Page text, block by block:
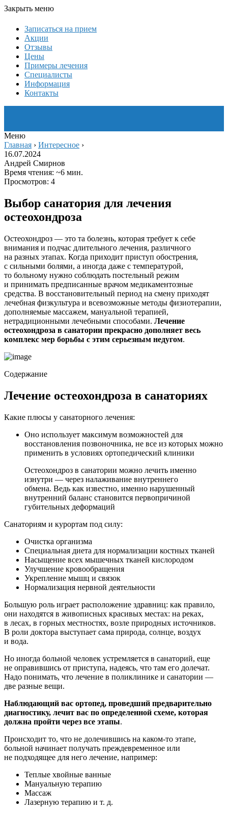
Закрыть меню
Записаться на прием
Акции
Отзывы
Цены
Примеры лечения
Специалисты
Информация
Контакты
Меню
Главная › Интересное ›
16.07.2024
Андрей Смирнов
Время чтения: ~6 мин.
Просмотров: 4
Выбор санатория для лечения
остеохондроза
Остеохондроз — это та болезнь, которая требует к себе
внимания и подчас длительного лечения, различного
на разных этапах. Когда приходит приступ обострения,
с сильными болями, а иногда даже с температурой,
то больному нужно соблюдать постельный режим
и принимать предписанные врачом медикаментозные
средства. В восстановительный период на смену приходят
лечебная физкультура и всевозможные методы физиотерапии,
дополняемые массажем, мануальной терапией,
нетрадиционными лечебными способами. Лечение
остеохондроза в санатории прекрасно дополняет весь
комплекс мер борьбы с этим серьезным недугом.
Содержание
Лечение остеохондроза в санаториях
Какие плюсы у санаторного лечения:
Оно использует максимум возможностей для
восстановления позвоночника, не все из которых можно
применить в условиях ортопедический клиники
Остеохондроз в санатории можно лечить именно
изнутри — через налаживание внутреннего
обмена. Ведь как известно, именно нарушенный
внутренний баланс становится первопричиной
губительных деформаций
Санаториям и курортам под силу:
Очистка организма
Специальная диета для нормализации костных тканей
Насыщение всех мышечных тканей кислородом
Улучшение кровообращения
Укрепление мышц и связок
Нормализация нервной деятельности
Большую роль играет расположение здравниц: как правило,
они находятся в живописных красивых местах: на реках,
в лесах, в горных местностях, возле природных источников.
В роли доктора выступает сама природа, солнце, воздух
и вода.
Но иногда больной человек устремляется в санаторий, еще
не оправившись от приступа, надеясь, что там его долечат.
Надо понимать, что лечение в поликлинике и санатории —
две разные вещи.
Наблюдающий вас ортопед, проведший предварительно
диагностику, лечит вас по определенной схеме, которая
должна пройти через все этапы.
Происходит то, что не долечившись на каком-то этапе,
больной начинает получать преждевременное или
не подходящее для него лечение, например:
Теплые хвойные ванные
Мануальную терапию
Массаж
Лазерную терапию и т. д.